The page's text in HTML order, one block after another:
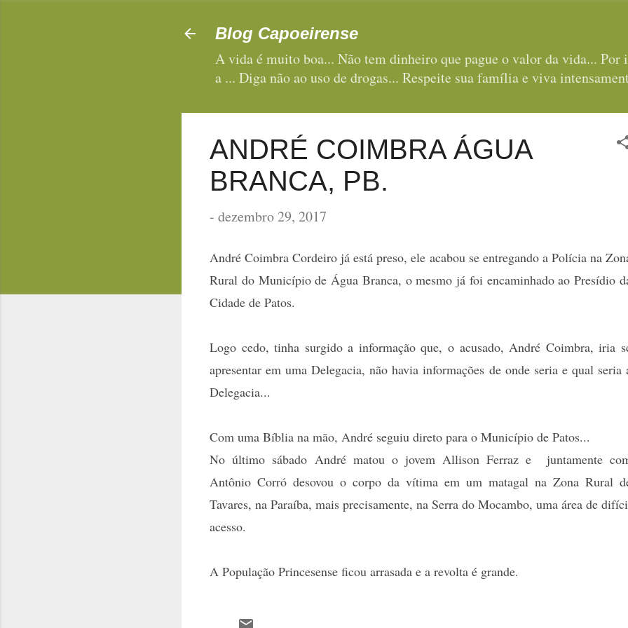
Blog Capoeirense
A vida é muito boa... Não tem dinheiro que pague o valor da vida... Por
a ... Diga não ao uso de drogas... Respeite sua família e viva
ANDRÉ COIMBRA ÁGUA
BRANCA, PB.
- dezembro 29, 2017
André Coimbra Cordeiro já está preso, ele acabou se entregando a Polícia na
Rural do Município de Água Branca, o mesmo já foi encaminhado ao Presídio
Cidade de Patos.
Logo cedo, tinha surgido a informação que, o acusado, André Coimbra, iria
apresentar em uma Delegacia, não havia informações de onde seria e qual seria
Delegacia...
Com uma Bíblia na mão, André seguiu direto para o Município de Patos...
No último sábado André matou o jovem Allison Ferraz e juntamente
Antônio Corró desovou o corpo da vítima em um matagal na Zona Rural
Tavares, na Paraíba, mais precisamente, na Serra do Mocambo, uma área de
acesso.
A População Princesense ficou arrasada e a revolta é grande.